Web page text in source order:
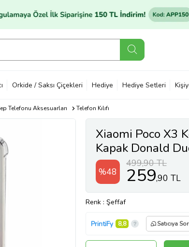
Orkide / Saksı Çiçekleri Hediye Hediye Setleri
Telefonu Aksesuarları Telefon Kılıfı
Xiaomi Poco X3
Kapak Donald
%48
499,90 TL
259,90 TL
Renk : Şeffaf
PrintiFy 8,8 Satıcıya Sor